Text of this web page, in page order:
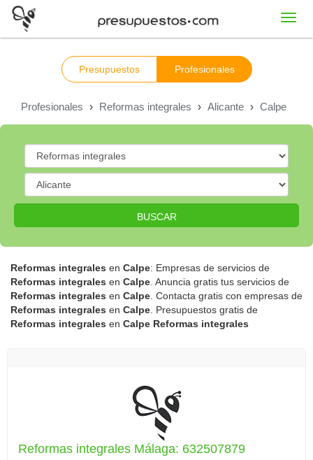
Presupuestos Profesionales
Profesionales › Reformas integrales › Alicante › Calpe
BUSCAR
Reformas integrales en Calpe: Empresas de servicios de
Reformas integrales en Calpe . Anuncia gratis tus servicios de
Reformas integrales en Calpe . Contacta gratis con empresas de
Reformas integrales en Calpe . Presupuestos gratis de
Reformas integrales en Calpe Reformas integrales
Reformas integrales Málaga: 632507879